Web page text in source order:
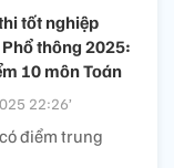
tốt nghiệp
thông 2025:
10 môn Toán
22:26’
điểm trung